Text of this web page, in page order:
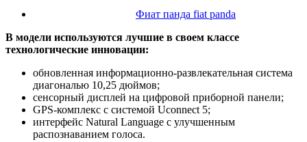
Фиат панда fiat panda
В модели используются лучшие в своем классе
технологические инновации:
обновленная информационно-развлекательная система
диагональю 10,25 дюймов;
сенсорный дисплей на цифровой приборной панели;
GPS-комплекс с системой Uconnect 5;
интерфейс Natural Language с улучшенным
распознаванием голоса.